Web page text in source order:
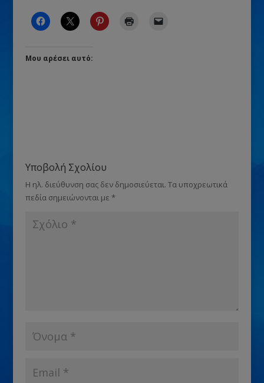
Μου αρέσει αυτό:
Υποβολή Σχολίου
Η ηλ. διεύθυνση σας δεν δημοσιεύεται. Τα υποχρεωτικά
πεδία σημειώνονται με *